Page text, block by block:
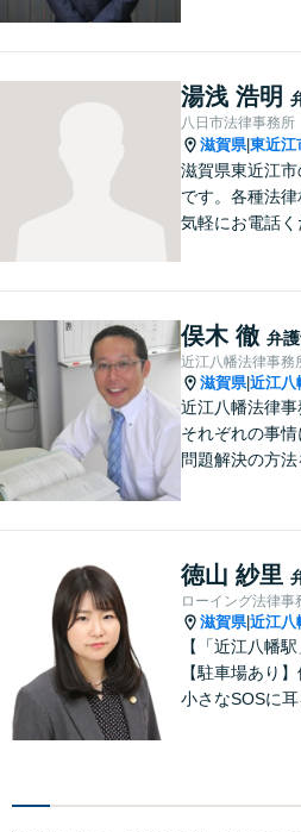
まに、不安を和
解決策を提供し
寧」【無料相談
備】【英語対応
湯浅 浩明
八日市法律事務所
滋賀県|東近江
滋賀県東近江
です。各種法
気軽にお電話く
俣木 徹 弁
近江八幡法律事務
滋賀県|近江八
近江八幡法律
それぞれの事情
問題解決の方法
方」も、ぜひ
ください。
徳山 紗里
ローイング法律事
滋賀県|近江八
【「近江八幡
【駐車場あり
小さなSOSに耳
相談ください。